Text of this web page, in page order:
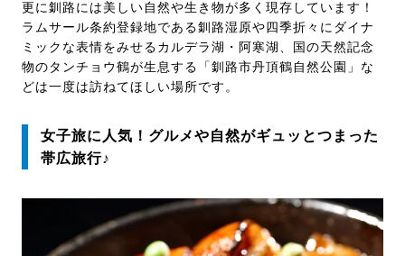
更に釧路には美しい自然や生き物が多く現存しています！
ラムサール条約登録地である釧路湿原や四季折々にダイナ
ミックな表情をみせるカルデラ湖・阿寒湖、国の天然記念
物のタンチョウ鶴が生息する「釧路市丹頂鶴自然公園」な
どは一度は訪ねてほしい場所です。
女子旅に人気！グルメや自然がギュッとつまった
帯広旅行♪